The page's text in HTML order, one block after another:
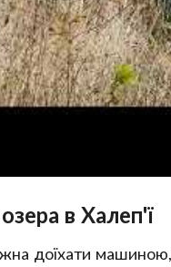
в Халеп'ї
доїхати